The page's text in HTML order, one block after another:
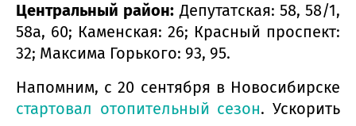
Центральный район: Депутатская: 58, 58/1,
58а, 60; Каменская: 26; Красный проспект:
32; Максима Горького: 93, 95.
Напомним, с 20 сентября в Новосибирске
стартовал отопительный сезон. Ускорить